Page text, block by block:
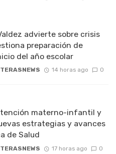
advierte sobre crisis
preparación de
del año escolar
14 horas ago 0
materno-infantil y
estrategias y avances
de Salud
17 horas ago 0